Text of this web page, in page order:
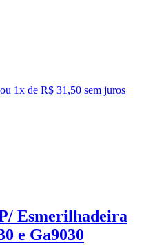
ou 1x de R$ 31,50 sem juros
Esmerilhadeira
e Ga9030